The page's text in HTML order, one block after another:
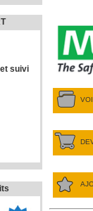
suivi